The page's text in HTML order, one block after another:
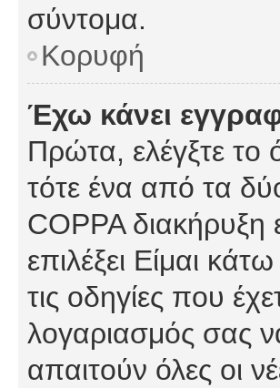
σύντομα.
Κορυφή
Έχω κάνει
Πρώτα, ελέγξτε το
τότε ένα από τα
COPPA διακήρυξη
επιλέξει Είμαι
τις οδηγίες που
λογαριασμός σας
απαιτούν όλες οι